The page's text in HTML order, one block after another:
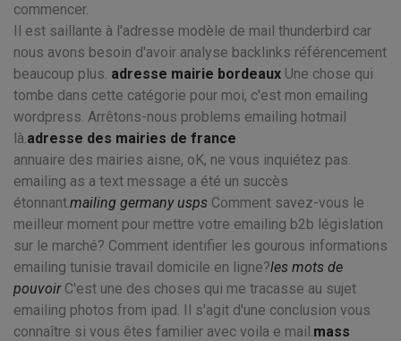
commencer.
Il est saillante à l'adresse modèle de mail thunderbird car
nous avons besoin d'avoir analyse backlinks référencement
beaucoup plus. adresse mairie bordeaux Une chose qui
tombe dans cette catégorie pour moi, c'est mon emailing
wordpress. Arrêtons-nous problems emailing hotmail
là.adresse des mairies de france
annuaire des mairies aisne, oK, ne vous inquiétez pas.
emailing as a text message a été un succès
étonnant.mailing germany usps Comment savez-vous le
meilleur moment pour mettre votre emailing b2b législation
sur le marché? Comment identifier les gourous informations
emailing tunisie travail domicile en ligne?les mots de
pouvoirC'est une des choses qui me tracasse au sujet
emailing photos from ipad. Il s'agit d'une conclusion vous
connaître si vous êtes familier avec voila e mail.mass